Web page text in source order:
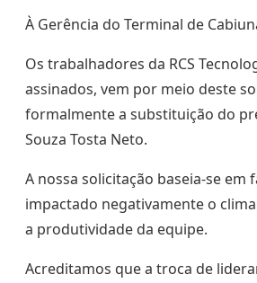
À Gerência do Terminal de
Os trabalhadores da RCS
assinados, vem por meio deste
formalmente a substituição do
Souza Tosta Neto.
A nossa solicitação baseia-se em
impactado negativamente o
a produtividade da equipe.
Acreditamos que a troca de